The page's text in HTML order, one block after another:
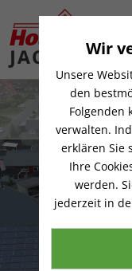
Wir
Unsere
den
Folgenden
verwalten.
erklären Sie
Ihre
werden.
jederzeit in